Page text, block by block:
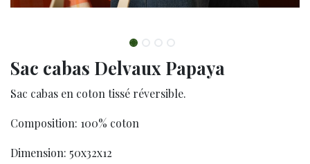
Sac cabas Delvaux Papaya
Sac cabas en coton tissé réversible.
Composition: 100% coton
Dimension: 50x32x12